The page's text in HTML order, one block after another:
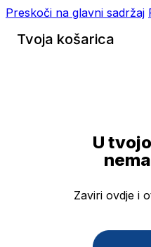
Preskoči na glavni sadržaj
Tvoja košarica
U
Zaviri ovdje i